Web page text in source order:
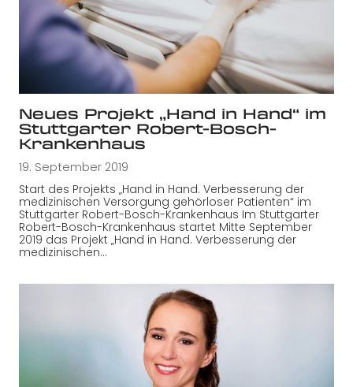
Neues Projekt „Hand in Hand“ im
Stuttgarter Robert-Bosch-
Krankenhaus
19. September 2019
Start des Projekts „Hand in Hand. Verbesserung der
medizinischen Versorgung gehörloser Patienten“ im
Stuttgarter Robert-Bosch-Krankenhaus Im Stuttgarter
Robert-Bosch-Krankenhaus startet Mitte September
2019 das Projekt „Hand in Hand. Verbesserung der
medizinischen…